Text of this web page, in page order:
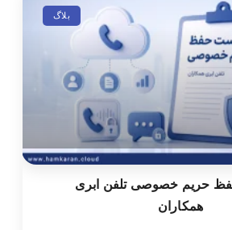
بلاگ
حریم خصوصی تلفن ابری
همکاران